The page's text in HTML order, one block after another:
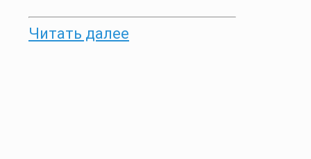
Читать далее